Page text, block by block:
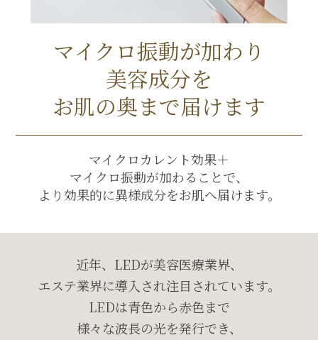
マイクロ振動が加わり
美容成分を
お肌の奥まで届けます
マイクロカレント効果＋
マイクロ振動が加わることで、
より効果的に異様成分をお肌へ届けます。
近年、LEDが美容医療業界、
エステ業界に導入され注目されています。
LEDは青色から赤色まで
様々な波長の光を発行でき、